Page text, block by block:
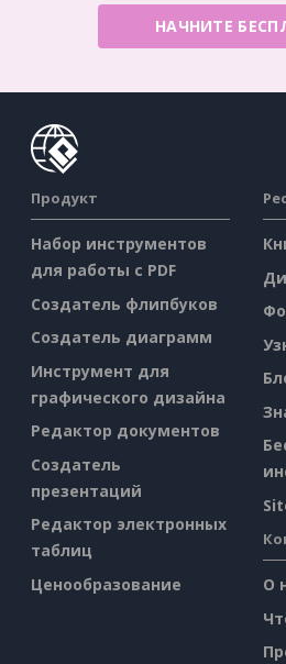
НАЧНИТЕ
Продукт
Набор инструментов
для работы с PDF
Создатель флипбуков
Создатель диаграмм
Инструмент для
графического дизайна
Редактор документов
Создатель
презентаций
Редактор электронных
таблиц
Ценообразование
О